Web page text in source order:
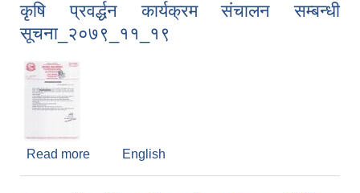
कृषि प्रवर्द्धन कार्यक्रम संचालन सम्बन्धी
सूचना_२०७९_११_१९
Read more about कृषि प्रवर्द्धन कार्यक्रम संचालन सम्बन्धी
English